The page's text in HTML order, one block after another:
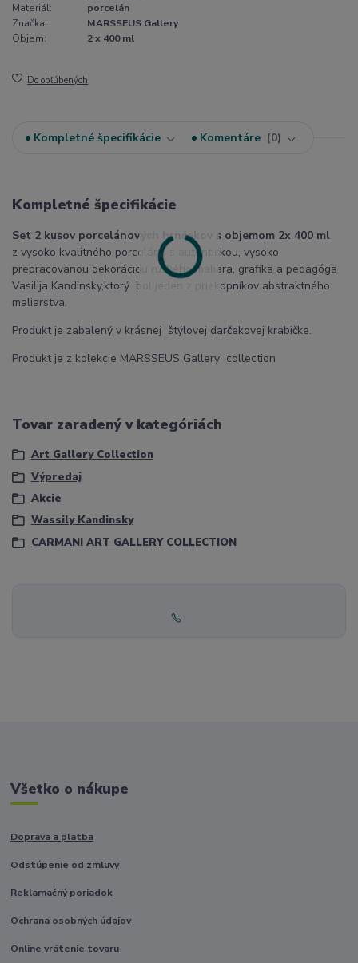
Materiál:
porcelán
Značka:
MARSSEUS Gallery
Objem:
2 x 400 ml
Do obľúbených
Kompletné špecifikácie Komentáre 0
Kompletné špecifikácie
Set 2 kusov porcelánových hrnčekov s objemom 2x 400 ml
z vysoko kvalitného porcelánu s autentickou, vysoko
prepracovanou dekoráciou ruského maliara, grafika a pedagóga
Vasilija Kandinsky,ktorý bol jeden z priekopníkov abstraktného
maliarstva.
Produkt je zabalený v krásnej štýlovej darčekovej krabičke.
Produkt je z kolekcie MARSSEUS Gallery collection
Tovar zaradený v kategóriách
Art Gallery Collection
Výpredaj
Akcie
Wassily Kandinsky
CARMANI ART GALLERY COLLECTION
Všetko o nákupe
Doprava a platba
Odstúpenie od zmluvy
Reklamačný poriadok
Ochrana osobných údajov
Online vrátenie tovaru